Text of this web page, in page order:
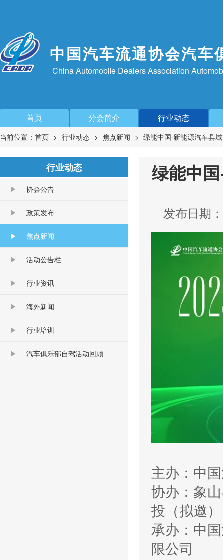
中国汽车流通协会汽车
China Automobile Dealers Association
首页 分会简介 行业动态
当前位置： 首页 行业动态 焦点新闻 绿能中国·新能源汽车县
行业动态
协会公告
政策发布
焦点新闻
活动公告栏
行业资讯
海外新闻
行业培训
汽车俱乐部自驾活动回顾
绿能中
发布日期
主办：中
协办：象
投（拟邀）
承办：中
限公司